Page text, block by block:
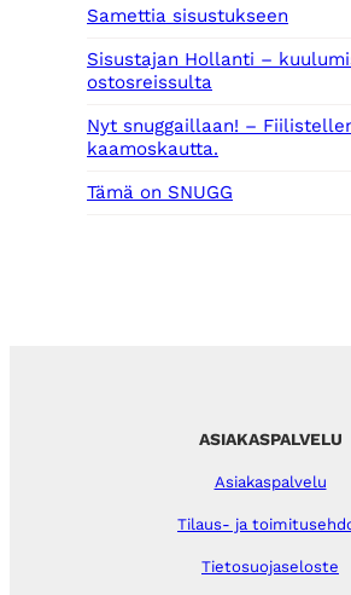
Samettia sisustukseen
Sisustajan Hollanti –
ostosreissulta
Nyt snuggaillaan! –
kaamoskautta.
Tämä on SNUGG
ASIAKASPALVELU
Asiakaspalvelu
Tilaus- ja
Tietosuojaseloste